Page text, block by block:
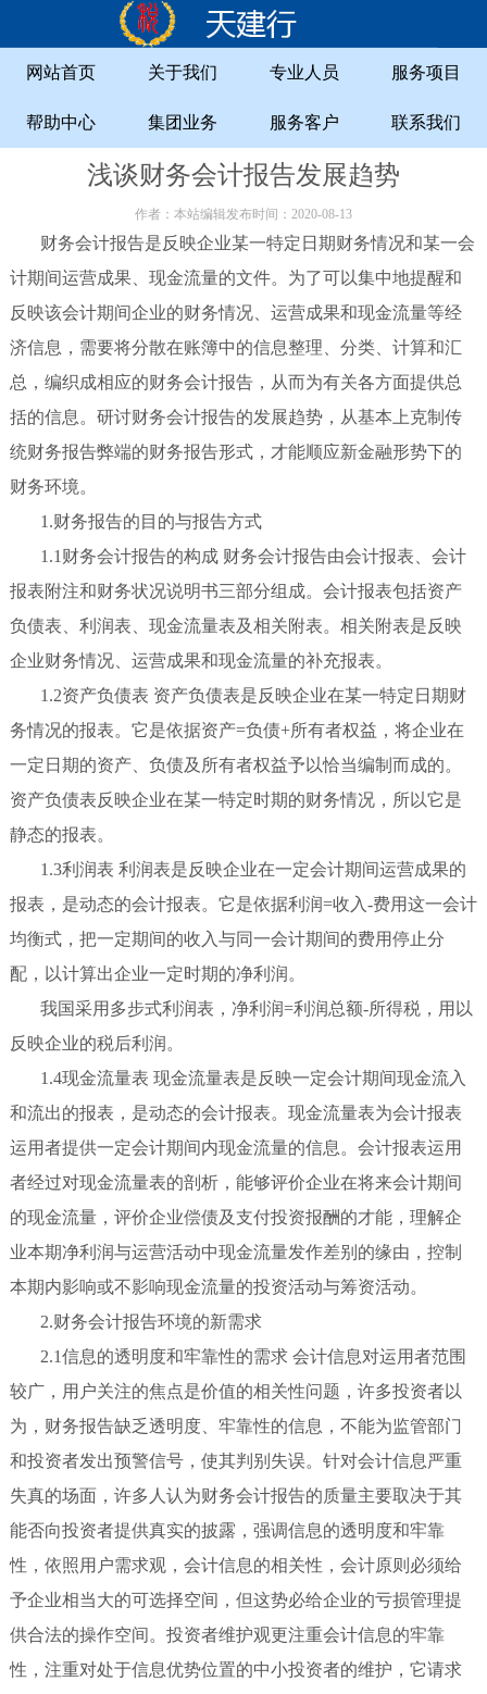
网站首页 关于我们 专业人员 服务项目
帮助中心 集团业务 服务客户 联系我们
浅谈财务会计报告发展趋势
作者：本站编辑发布时间：2020-08-13
财务会计报告是反映企业某一特定日期财务情况和某一会
计期间运营成果、现金流量的文件。为了可以集中地提醒和
反映该会计期间企业的财务情况、运营成果和现金流量等经
济信息，需要将分散在账簿中的信息整理、分类、计算和汇
总，编织成相应的财务会计报告，从而为有关各方面提供总
括的信息。研讨财务会计报告的发展趋势，从基本上克制传
统财务报告弊端的财务报告形式，才能顺应新金融形势下的
财务环境。
1.财务报告的目的与报告方式
1.1财务会计报告的构成 财务会计报告由会计报表、会计
报表附注和财务状况说明书三部分组成。会计报表包括资产
负债表、利润表、现金流量表及相关附表。相关附表是反映
企业财务情况、运营成果和现金流量的补充报表。
1.2资产负债表 资产负债表是反映企业在某一特定日期财
务情况的报表。它是依据资产=负债+所有者权益，将企业在
一定日期的资产、负债及所有者权益予以恰当编制而成的。
资产负债表反映企业在某一特定时期的财务情况，所以它是
静态的报表。
1.3利润表 利润表是反映企业在一定会计期间运营成果的
报表，是动态的会计报表。它是依据利润=收入-费用这一会计
均衡式，把一定期间的收入与同一会计期间的费用停止分
配，以计算出企业一定时期的净利润。
我国采用多步式利润表，净利润=利润总额-所得税，用以
反映企业的税后利润。
1.4现金流量表 现金流量表是反映一定会计期间现金流入
和流出的报表，是动态的会计报表。现金流量表为会计报表
运用者提供一定会计期间内现金流量的信息。会计报表运用
者经过对现金流量表的剖析，能够评价企业在将来会计期间
的现金流量，评价企业偿债及支付投资报酬的才能，理解企
业本期净利润与运营活动中现金流量发作差别的缘由，控制
本期内影响或不影响现金流量的投资活动与筹资活动。
2.财务会计报告环境的新需求
2.1信息的透明度和牢靠性的需求 会计信息对运用者范围
较广，用户关注的焦点是价值的相关性问题，许多投资者以
为，财务报告缺乏透明度、牢靠性的信息，不能为监管部门
和投资者发出预警信号，使其判别失误。针对会计信息严重
失真的场面，许多人认为财务会计报告的质量主要取决于其
能否向投资者提供真实的披露，强调信息的透明度和牢靠
性，依照用户需求观，会计信息的相关性，会计原则必须给
予企业相当大的可选择空间，但这势必给企业的亏损管理提
供合法的操作空间。投资者维护观更注重会计信息的牢靠
性，注重对处于信息优势位置的中小投资者的维护，它请求